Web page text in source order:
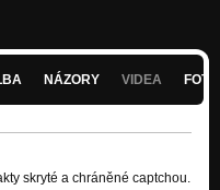
NÁZORY VIDEA
skryté a chráněné captchou.